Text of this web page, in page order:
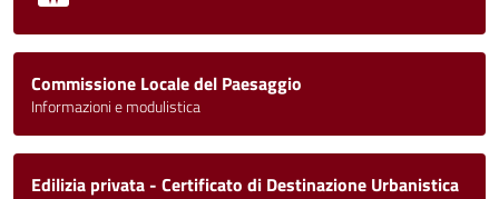
Commissione Locale del Paesaggio
Informazioni e modulistica
Edilizia privata - Certificato di Destinazione Urbanistica